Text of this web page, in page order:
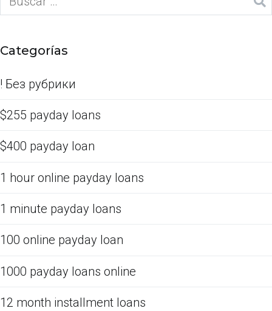
Categorías
! Без рубрики
$255 payday loans
$400 payday loan
1 hour online payday loans
1 minute payday loans
100 online payday loan
1000 payday loans online
12 month installment loans